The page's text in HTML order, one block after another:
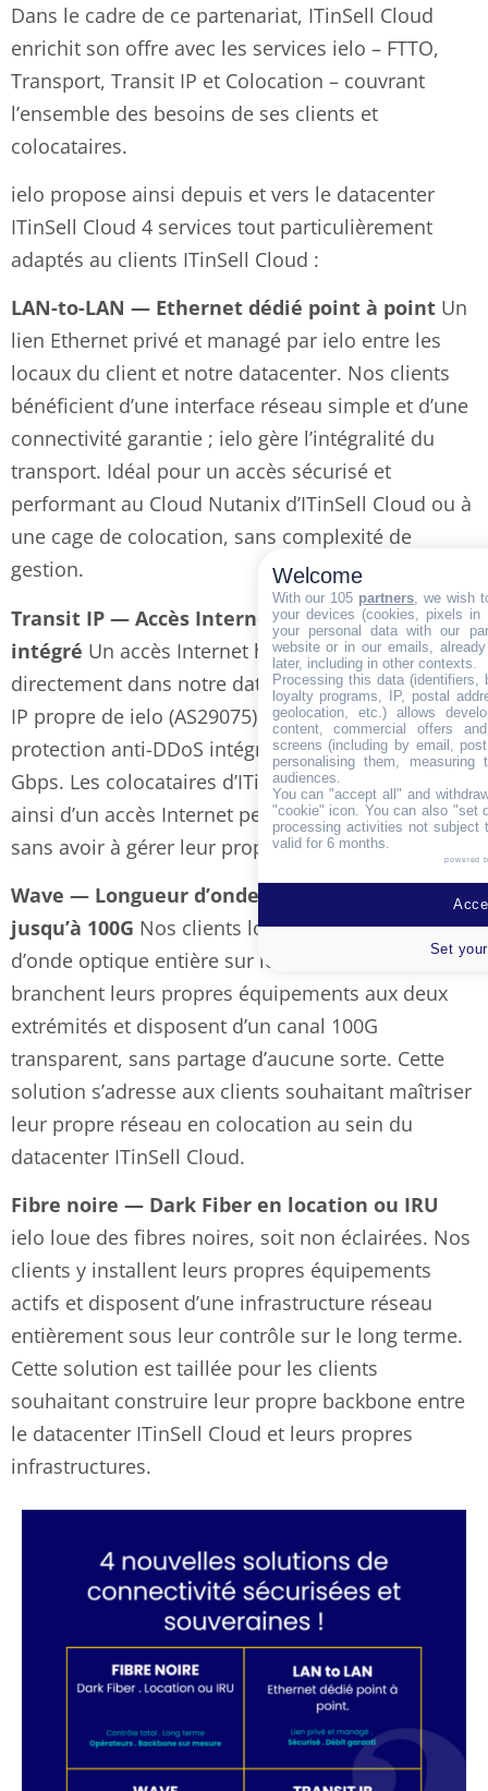
Dans le cadre de ce partenariat, ITinSell Cloud
enrichit son offre avec les services ielo – FTTO,
Transport, Transit IP et Colocation – couvrant
l’ensemble des besoins de ses clients et
colocataires.
ielo propose ainsi depuis et vers le datacenter
ITinSell Cloud 4 services tout particulièrement
adaptés au clients ITinSell Cloud :
LAN-to-LAN — Ethernet dédié point à point Un
lien Ethernet privé et managé par ielo entre les
locaux du client et notre datacenter. Nos clients
bénéficient d’une interface réseau simple et d’une
connectivité garantie ; ielo gère l’intégralité du
transport. Idéal pour un accès sécurisé et
performant au Cloud Nutanix d’ITinSell Cloud ou à
une cage de colocation, sans complexité de
gestion.
Transit IP — Accès Internet BGP avec anti-DDoS
intégré Un accès Internet haut débit livré
directement dans notre datacenter, via le réseau
IP propre de ielo (AS29075). Routes optimisées,
protection anti-DDoS intégrée, débits jusqu’à 10
Gbps. Les colocataires d’ITinSell Cloud disposent
ainsi d’un accès Internet performant et sécurisé,
sans avoir à gérer leur propre relation opérateur.
Wave — Longueur d’onde dédiée DWDM
jusqu’à 100G Nos clients louent une longueur
d’onde optique entière sur le réseau ielo. Ils
branchent leurs propres équipements aux deux
extrémités et disposent d’un canal 100G
transparent, sans partage d’aucune sorte. Cette
solution s’adresse aux clients souhaitant maîtriser
leur propre réseau en colocation au sein du
datacenter ITinSell Cloud.
Fibre noire — Dark Fiber en location ou IRU
ielo loue des fibres noires, soit non éclairées. Nos
clients y installent leurs propres équipements
actifs et disposent d’une infrastructure réseau
entièrement sous leur contrôle sur le long terme.
Cette solution est taillée pour les clients
souhaitant construire leur propre backbone entre
le datacenter ITinSell Cloud et leurs propres
infrastructures.
Welcome
With our 105 partners, we wish
your devices (cookies, pixels
your personal data with our
website or in our emails,
later, including in other contexts.
Processing this data (identifiers,
loyalty programs, IP, postal
geolocation, etc.) allows
content, commercial offers
screens (including by email,
personalising them, measuring
audiences.
You can "accept all" and
"cookie" icon. You can also "set
processing activities not subject
valid for 6 months.
powered
Set